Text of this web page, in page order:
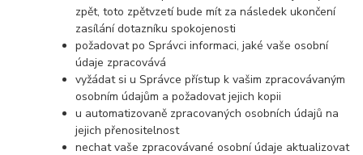
zpět, toto zpětvzetí bude mít za následek ukončení
zasílání dotazníku spokojenosti
požadovat po Správci informaci, jaké vaše osobní
údaje zpracovává
vyžádat si u Správce přístup k vašim zpracovávaným
osobním údajům a požadovat jejich kopii
u automatizovaně zpracovaných osobních údajů na
jejich přenositelnost
nechat vaše zpracovávané osobní údaje aktualizovat